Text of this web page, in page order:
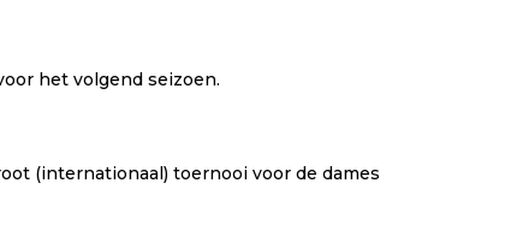
het volgend seizoen.
(internationaal) toernooi voor de dames